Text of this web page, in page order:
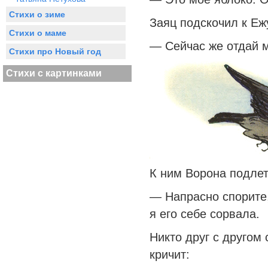
Стихи о зиме
Стихи о маме
Стихи про Новый год
Стихи с картинками
Заяц подскочил к
— Сейчас же отдай
К ним Ворона
— Напрасно
я его себе сорвала.
Никто друг с
кричит: